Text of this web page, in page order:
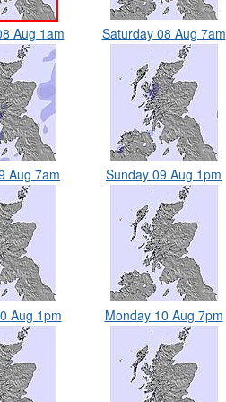
Aug 1am Saturday 08 Aug 7am
Aug 7am Sunday 09 Aug 1pm
Aug 1pm Monday 10 Aug 7pm